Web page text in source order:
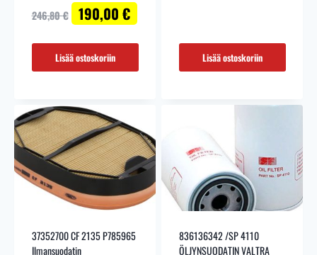
246,80€ Alkuperäinen
hinta
oli:
246,80 €.
190,00 € Nykyinen
hinta
on:
Lisää ostoskoriin Lisää ostoskoriin
37352700 CF 2135 P785965
Ilmansuodatin
836136342 /SP 4110
ÖLJYNSUODATIN VALTRA